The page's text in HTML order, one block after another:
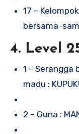
17 –
bersama-
4. Level
1 – Serangga
madu :
2 – Guna :